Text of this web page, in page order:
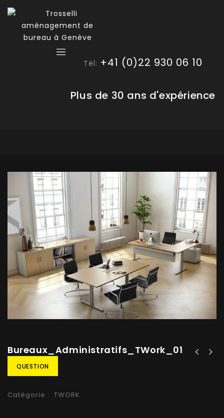
Tél: +41 (0)22 930 06 10
Plus de 30 ans d'expérience
🔍
Bureaux_Administratifs_TWork_01
QUESTION
Catégorie : TWORK